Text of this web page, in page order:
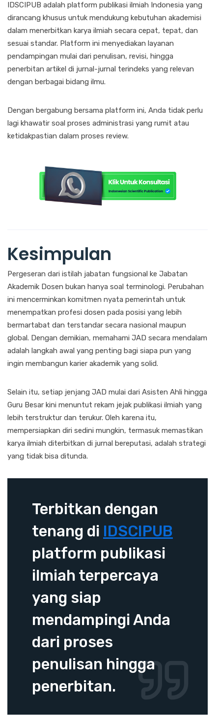
IDSCIPUB adalah platform publikasi ilmiah Indonesia yang
dirancang khusus untuk mendukung kebutuhan akademisi
dalam menerbitkan karya ilmiah secara cepat, tepat, dan
sesuai standar. Platform ini menyediakan layanan
pendampingan mulai dari penulisan, revisi, hingga
penerbitan artikel di jurnal-jurnal terindeks yang relevan
dengan berbagai bidang ilmu.
Dengan bergabung bersama platform ini, Anda tidak perlu
lagi khawatir soal proses administrasi yang rumit atau
ketidakpastian dalam proses review.
Kesimpulan
Pergeseran dari istilah jabatan fungsional ke Jabatan
Akademik Dosen bukan hanya soal terminologi. Perubahan
ini mencerminkan komitmen nyata pemerintah untuk
menempatkan profesi dosen pada posisi yang lebih
bermartabat dan terstandar secara nasional maupun
global. Dengan demikian, memahami JAD secara mendalam
adalah langkah awal yang penting bagi siapa pun yang
ingin membangun karier akademik yang solid.
Selain itu, setiap jenjang JAD mulai dari Asisten Ahli hingga
Guru Besar kini menuntut rekam jejak publikasi ilmiah yang
lebih terstruktur dan terukur. Oleh karena itu,
mempersiapkan diri sedini mungkin, termasuk memastikan
karya ilmiah diterbitkan di jurnal bereputasi, adalah strategi
yang tidak bisa ditunda.
Terbitkan dengan
tenang di IDSCIPUB
platform publikasi
ilmiah terpercaya
yang siap
mendampingi Anda
dari proses
penulisan hingga
penerbitan.